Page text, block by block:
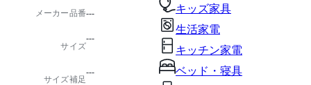
キッズ家具
生活家電
キッチン家電
ベッド・寝具
メーカー品番---
サイズ
---
サイズ補足
---